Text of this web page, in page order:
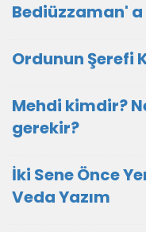
Bediüzzaman'
Ordunun Şerefi
Mehdi kimdir?
gerekir?
İki Sene Önce
Veda Yazım